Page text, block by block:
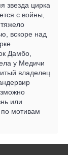
звезда цирка
с войны,
вскоре над
Дамбо,
у Медичи
владелец
или
по мотивам